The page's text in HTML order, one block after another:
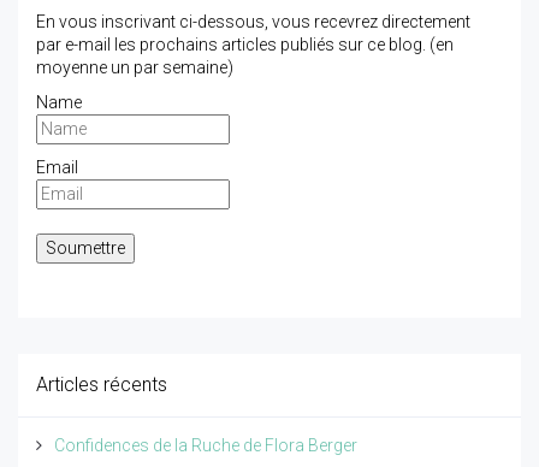
En vous inscrivant ci-dessous, vous recevrez directement
par e-mail les prochains articles publiés sur ce blog. (en
moyenne un par semaine)
Name
Email
Articles récents
Confidences de la Ruche de Flora Berger